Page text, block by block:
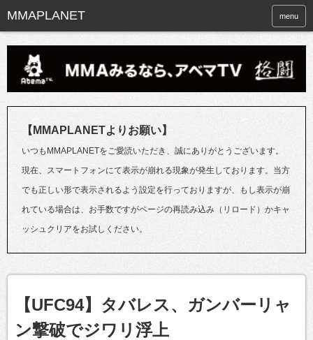
menu
【MMAPLANETよりお願い】
いつもMMAPLANETをご愛読いただき、誠にありがとうございます。
現在、スマートフォンにて表示が崩れる現象が発生しております。当方
でも正しい形で表示されるよう設定を行っておりますが、もし表示が崩
れている場合は、お手数ですがページの再読み込み（リロード）かキャ
ッシュクリアをお試しください。
【UFC94】タバレス、ガンバーリャ
ン撃破でジワリ浮上